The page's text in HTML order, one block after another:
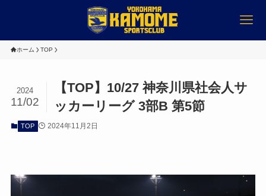
ホーム TOP
【TOP】10/27 神奈川県社会人サ
ッカーリーグ 3部B 第5節
2024
11/02
TOP 2024年11月2日